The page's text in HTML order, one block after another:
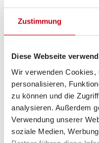
Zustimmung
Diese Webseite
Wir verwenden Cookies,
personalisieren,
zu können und die
analysieren. Außerdem
Verwendung unserer
soziale Medien,
Kompressor-
Multimedia
Rückfahrkamera
Navigationssystem
DAB Radio
Radio/Tuner